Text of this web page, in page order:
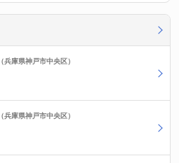
（兵庫県神戸市中央区）
（兵庫県神戸市中央区）